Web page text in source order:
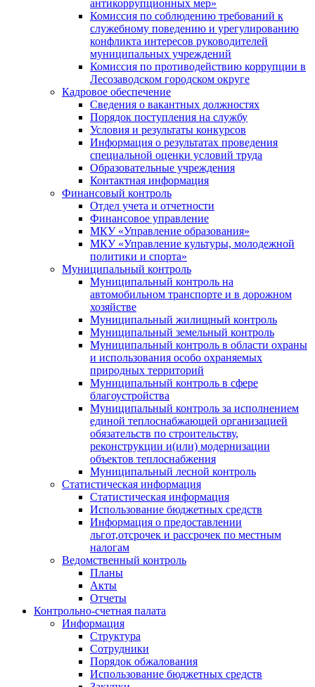
антикоррупционных мер»
Комиссия по соблюдению требований к
служебному поведению и урегулированию
конфликта интересов руководителей
муниципальных учреждений
Комиссия по противодействию коррупции в
Лесозаводском городском округе
Кадровое обеспечение
Сведения о вакантных должностях
Порядок поступления на службу
Условия и результаты конкурсов
Информация о результатах проведения
специальной оценки условий труда
Образовательные учреждения
Контактная информация
Финансовый контроль
Отдел учета и отчетности
Финансовое управление
МКУ «Управление образования»
МКУ «Управление культуры, молодежной
политики и спорта»
Муниципальный контроль
Муниципальный контроль на
автомобильном транспорте и в дорожном
хозяйстве
Муниципальный жилищный контроль
Муниципальный земельный контроль
Муниципальный контроль в области охраны
и использования особо охраняемых
природных территорий
Муниципальный контроль в сфере
благоустройства
Муниципальный контроль за исполнением
единой теплоснабжающей организацией
обязательств по строительству,
реконструкции и(или) модернизации
объектов теплоснабжения
Муниципальный лесной контроль
Статистическая информация
Статистическая информация
Использование бюджетных средств
Информация о предоставлении
льгот,отсрочек и рассрочек по местным
налогам
Ведомственный контроль
Планы
Акты
Отчеты
Контрольно-счетная палата
Информация
Структура
Сотрудники
Порядок обжалования
Использование бюджетных средств